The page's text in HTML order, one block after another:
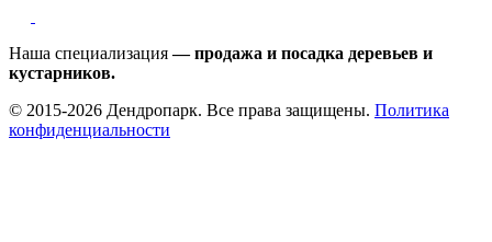
Наша специализация— продажа и посадка деревьев и
кустарников.
© 2015-2026 Дендропарк. Все права защищены. Политика
конфиденциальности